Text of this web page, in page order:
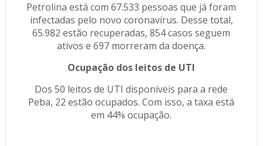
Petrolina está com 67.533 pessoas que já foram
infectadas pelo novo coronavírus. Desse total,
65.982 estão recuperadas, 854 casos seguem
ativos e 697 morreram da doença.
Ocupação dos leitos de UTI
Dos 50 leitos de UTI disponíveis para a rede
Peba, 22 estão ocupados. Com isso, a taxa está
em 44% ocupação.